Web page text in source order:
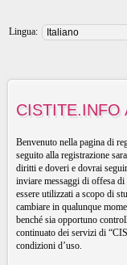
Lingua:
CISTITE.INFO
Benvenuto nella pagina di
seguito alla registrazione
diritti e doveri e dovrai
inviare messaggi di offesa
essere utilizzati a scopo di
cambiare in qualunque
benché sia opportuno
continuato dei servizi di
condizioni d’uso.